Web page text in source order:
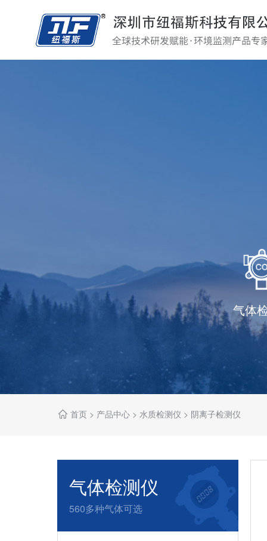
气体
首页 > 产品中心 > 水质检测仪 > 阴离子检测仪
气体检测仪
560多种气体可选